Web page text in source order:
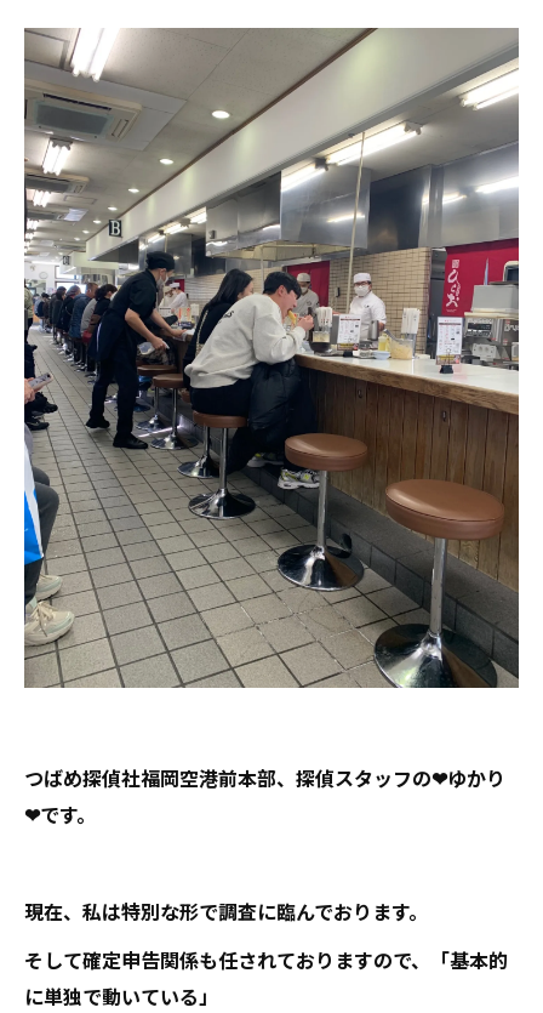
つばめ探偵社福岡空港前本部、探偵スタッフの❤ゆかり
❤です。
現在、私は特別な形で調査に臨んでおります。
そして確定申告関係も任されておりますので、「基本的
に単独で動いている」